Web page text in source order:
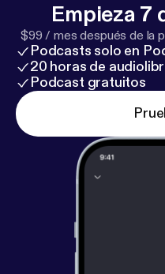
Empieza 7
$99 / mes después de la
Podcasts solo en
20 horas de
Podcast gratuitos